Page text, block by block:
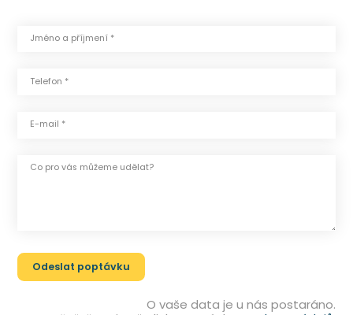
Jméno a příjmení *
Telefon *
E-mail *
Co pro vás můžeme udělat?
O vaše data je u nás postaráno.